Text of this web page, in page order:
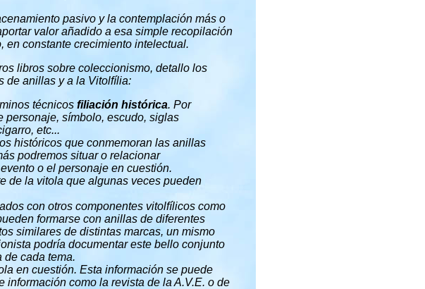
pasivo y la contemplación más o
valor añadido a esa simple recopilación
en constante crecimiento intelectual.
libros sobre coleccionismo, detallo los
de anillas y a la Vitolfília:
técnicos filiación histórica. Por
personaje, símbolo, escudo, siglas
etc...
históricos que conmemoran las anillas
podremos situar o relacionar
o el personaje en cuestión.
de la vitola que algunas veces pueden
con otros componentes vitolfílicos como
formarse con anillas de diferentes
similares de distintas marcas, un mismo
podría documentar este bello conjunto
de cada tema.
en cuestión. Esta información se puede
información como la revista de la A.V.E. o de